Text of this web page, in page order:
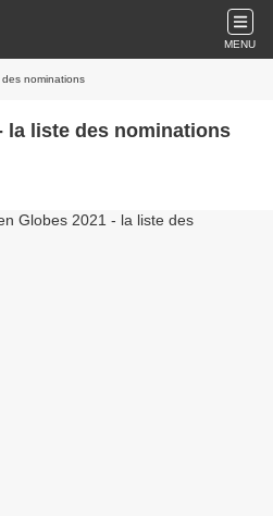
MENU
nominations
la liste des nominations